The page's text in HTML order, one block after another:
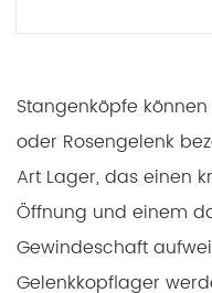
Stangenköpfe
oder Rosengelenk
Art Lager, das einen
Öffnung und einem
Gewindeschaft
Gelenkkopflager